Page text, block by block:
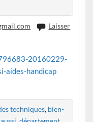
Laisser
20160229-
aides-handicap
techniques, bien-